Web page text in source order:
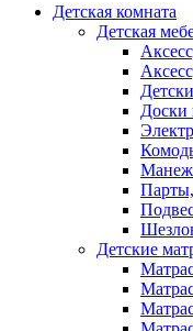
Детская комната
Детская
Доски
Детские